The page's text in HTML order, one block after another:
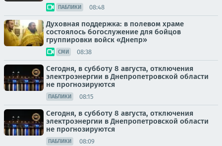
ПАБЛИКИ 08:48
Духовная поддержка: в полевом храме
состоялось богослужение для бойцов
группировки войск «Днепр»
СМИ 08:38
Сегодня, в субботу 8 августа, отключения
электроэнергии в Днепропетровской области
не прогнозируются
ПАБЛИКИ 08:15
Сегодня, в субботу 8 августа, отключения
электроэнергии в Днепропетровской области
не прогнозируются
ПАБЛИКИ 08:09